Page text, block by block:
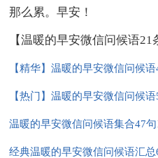
那么累。早安！
【温暖的早安微信问候语21
【精华】温暖的早安微信问候
【热门】温暖的早安微信问候
温暖的早安微信问候语集合47句
经典温暖的早安微信问候语汇总